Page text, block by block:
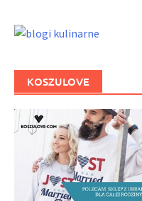
KOSZULOVE